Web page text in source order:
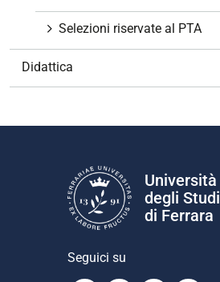
Selezioni riservate al PTA
Didattica
Università
degli Studi
di Ferrara
Seguici su